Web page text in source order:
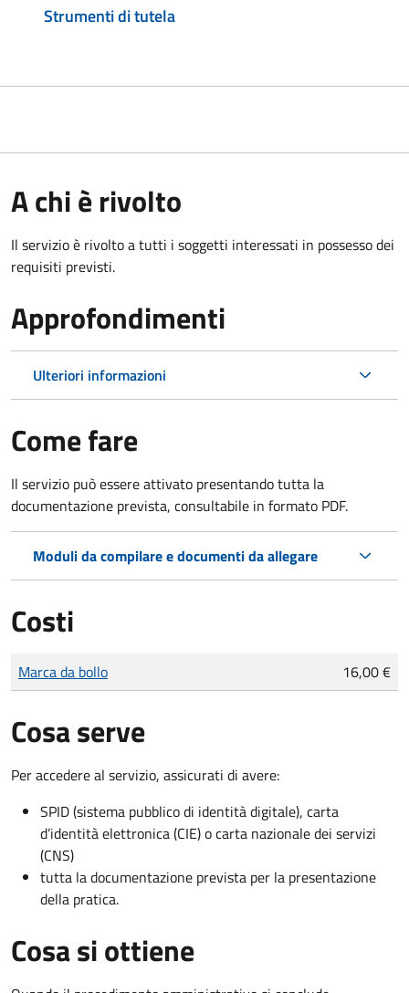
Strumenti di tutela
A chi è rivolto
Il servizio è rivolto a tutti i soggetti interessati in possesso dei
requisiti previsti.
Approfondimenti
Ulteriori informazioni
Come fare
Il servizio può essere attivato presentando tutta la
documentazione prevista, consultabile in formato PDF.
Moduli da compilare e documenti da allegare
Costi
Tipo di pagamento
Importo
Marca da bollo 16,00 €
Cosa serve
Per accedere al servizio, assicurati di avere:
SPID (sistema pubblico di identità digitale), carta
d’identità elettronica (CIE) o carta nazionale dei servizi
(CNS)
tutta la documentazione prevista per la presentazione
della pratica.
Cosa si ottiene